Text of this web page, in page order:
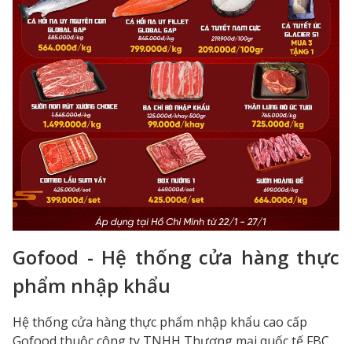
Gofood - Hệ thống cửa hàng thực
phẩm nhập khẩu
Hệ thống cửa hàng thực phẩm nhập khẩu cao cấp